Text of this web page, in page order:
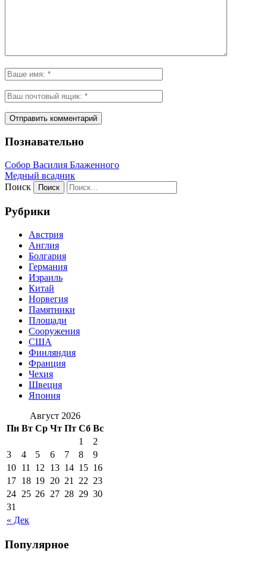
Познавательно
Собор Василия Блаженного
Медный всадник
Поиск
Рубрики
Австрия
Англия
Болгария
Германия
Израиль
Китай
Норвегия
Памятники
Площади
Сооружения
США
Финляндия
Франция
Чехия
Швеция
Япония
Август 2026
Пн Вт Ср Чт Пт Сб Вс
« Дек
1
2
3
4 5 6 7 8
9
10 11 12 13 14 15 16
17 18 19 20 21 22 23
24 25 26 27 28 29 30
31
Популярное